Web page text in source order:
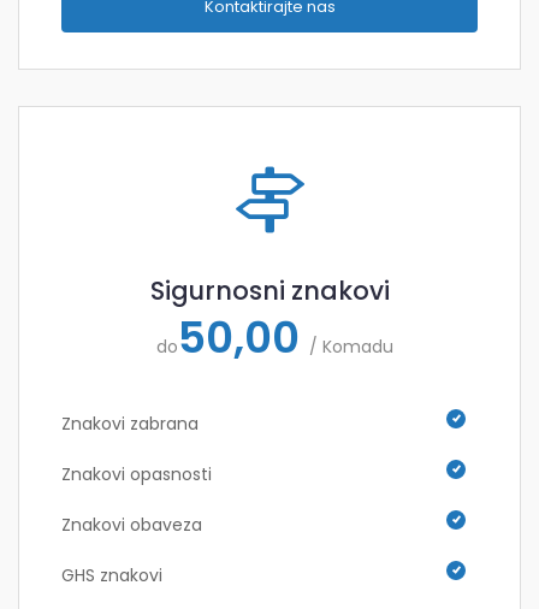
Kontaktirajte nas
Sigurnosni znakovi
do50,00 / Komadu
Znakovi zabrana
Znakovi opasnosti
Znakovi obaveza
GHS znakovi